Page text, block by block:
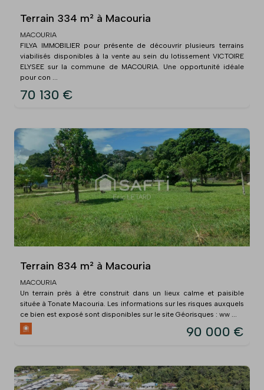
Terrain 334 m² à Macouria
MACOURIA
FILYA IMMOBILIER pour présente de découvrir plusieurs terrains
viabilisés disponibles à la vente au sein du lotissement VICTOIRE
ELYSEE sur la commune de MACOURIA. Une opportunité idéale
pour con ...
70 130 €
Terrain 834 m² à Macouria
MACOURIA
Un terrain près à être construit dans un lieux calme et paisible
située à Tonate Macouria. Les informations sur les risques auxquels
ce bien est exposé sont disponibles sur le site Géorisques : ww ...
90 000 €